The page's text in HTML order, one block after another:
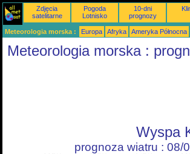
Zdjęcia
satelitarne
Pogoda
Lotnisko
10-dni
prognozy
Meteorologia morska : Europa Afryka Ameryka Północna
Meteorologia morska :
Wyspa
prognoza wiatru : 08/